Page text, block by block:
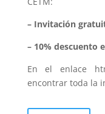
– Invitación
– 10% descuento
En el enlace
encontrar toda la